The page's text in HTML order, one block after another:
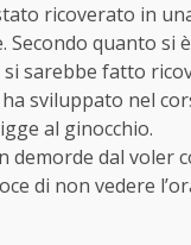
ricoverato in
Secondo quanto si
si sarebbe fatto
sviluppato nel
al ginocchio.
demorde dal voler
di non vedere